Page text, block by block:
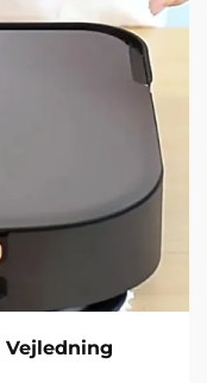
Vejledning